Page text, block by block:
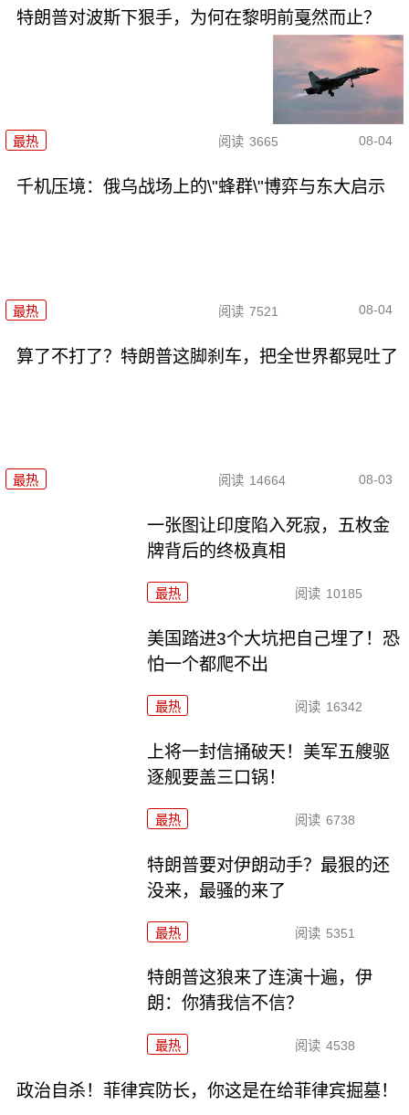
特朗普对波斯下狠手，为何在黎明前戛然而止？
最热 阅读 3665 08-04
千机压境：俄乌战场上的\"蜂群\"博弈与东大启示
最热 阅读 7521 08-04
算了不打了？特朗普这脚刹车，把全世界都晃吐了
最热 阅读 14664 08-03
一张图让印度陷入死寂，五枚金
牌背后的终极真相
最热 阅读 10185
美国踏进3个大坑把自己埋了！恐
怕一个都爬不出
最热 阅读 16342
上将一封信捅破天！美军五艘驱
逐舰要盖三口锅！
最热 阅读 6738
特朗普要对伊朗动手？最狠的还
没来，最骚的来了
最热 阅读 5351
特朗普这狼来了连演十遍，伊
朗：你猜我信不信？
最热 阅读 4538
政治自杀！菲律宾防长，你这是在给菲律宾掘墓！